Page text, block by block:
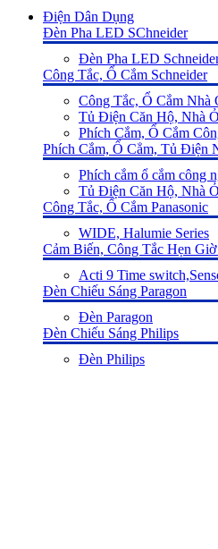
Điện Dân Dụng
Đèn Pha LED SChneider
Đèn Pha LED
Công Tắc, Ổ Cắm Schneider
Công Tắc, Ổ Cắm Nhà
Tủ Điện Căn Hộ, Nhà
Phích Cắm, Ổ Cắm
Phích Cắm, Ổ Cẳm, Tủ Điện
Phích cắm ổ cắm công
Tủ Điện Căn Hộ, Nhà
Công Tắc, Ổ Cắm Panasonic
WIDE, Halumie Series
Cảm Biến, Công Tắc Hẹn
Acti 9 Time
Đèn Chiếu Sáng Paragon
Đèn Paragon
Đèn Chiếu Sáng Philips
Đèn Philips